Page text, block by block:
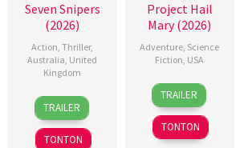
Seven Snipers
(2026)
Action,Thriller,
Australia, United
Kingdom
30
Apr
2026
Sandra
Sciberras
TRAILER
TONTON
Project Hail
Mary (2026)
Adventure, Science
Fiction, USA
15
Mar
2026
Callum
Dawson
Christopher
Miller,
TRAILER
TONTON